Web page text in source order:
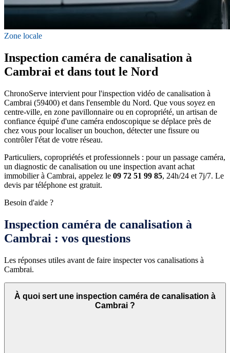
Zone locale
Inspection caméra de canalisation à
Cambrai et dans tout le Nord
ChronoServe intervient pour l'inspection vidéo de canalisation à
Cambrai (59400) et dans l'ensemble du Nord. Que vous soyez en
centre-ville, en zone pavillonnaire ou en copropriété, un artisan de
confiance équipé d'une caméra endoscopique se déplace près de
chez vous pour localiser un bouchon, détecter une fissure ou
contrôler l'état de votre réseau.
Particuliers, copropriétés et professionnels : pour un passage caméra,
un diagnostic de canalisation ou une inspection avant achat
immobilier à Cambrai, appelez le 09 72 51 99 85, 24h/24 et 7j/7. Le
devis par téléphone est gratuit.
Besoin d'aide ?
Inspection caméra de canalisation à
Cambrai : vos questions
Les réponses utiles avant de faire inspecter vos canalisations à
Cambrai.
À quoi sert une inspection caméra de canalisation à
Cambrai ?